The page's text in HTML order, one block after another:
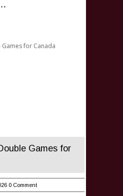
Games for
0 Comment